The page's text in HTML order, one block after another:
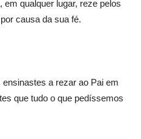
qualquer lugar, reze pelos
causa da sua fé.
a rezar ao Pai em
que tudo o que pedíssemos